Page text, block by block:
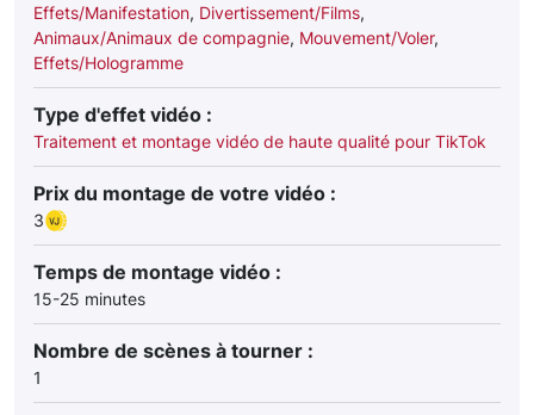
Effets/Manifestation, Divertissement/Films,
Animaux/Animaux de compagnie, Mouvement/Voler,
Effets/Hologramme
Type d'effet vidéo :
Traitement et montage vidéo de haute qualité pour TikTok
Prix du montage de votre vidéo :
3
Temps de montage vidéo :
15-25 minutes
Nombre de scènes à tourner :
1